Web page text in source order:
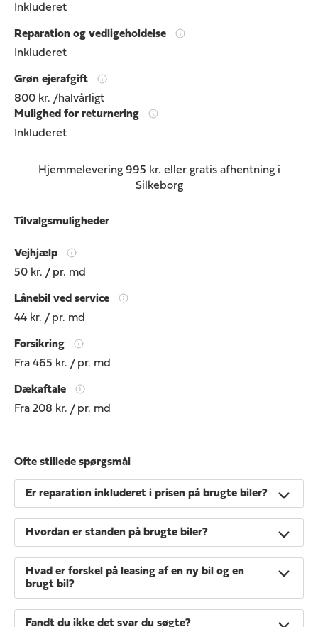
Inkluderet
Reparation og vedligeholdelse
Inkluderet
Grøn ejerafgift
800 kr. /halvårligt
Mulighed for returnering
Inkluderet
Hjemmelevering 995 kr. eller gratis afhentning i
Silkeborg
Tilvalgsmuligheder
Vejhjælp
50 kr. / pr. md
Lånebil ved service
44 kr. / pr. md
Forsikring
Fra 465 kr. / pr. md
Dækaftale
Fra 208 kr. / pr. md
Ofte stillede spørgsmål
Er reparation inkluderet i prisen på brugte biler?
Hvordan er standen på brugte biler?
Hvad er forskel på leasing af en ny bil og en
brugt bil?
Fandt du ikke det svar du søgte?